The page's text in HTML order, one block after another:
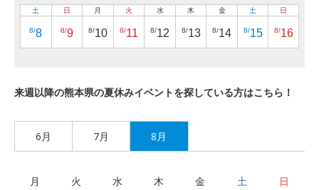
土
8/8
日
8/9
月
8/10
火
8/11
水
8/12
木
8/13
金
8/14
土
8/15
日
8/16
来週以降の熊本県の夏休みイベントを探している方はこちら！
6月 7月 8月
月 火 水 木 金 土 日